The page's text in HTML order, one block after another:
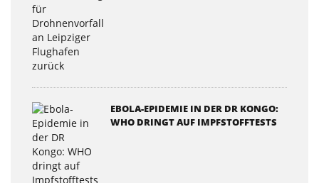
EBOLA-EPIDEMIE IN DER DR KONGO:
WHO DRINGT AUF IMPFSTOFFTESTS